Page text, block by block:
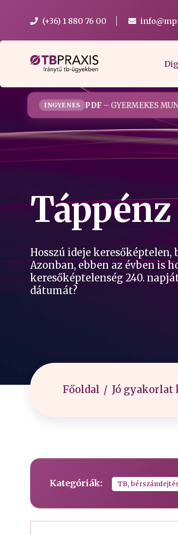
(+36) 1 880 76 00
INGYENES PDF – GYERMEKES
Hosszú ideje
Azonban, ebben az évben is
keresőképtelenség 240.
dátumát?
Főoldal Jó gyakorlat
Kategóriák: TB,